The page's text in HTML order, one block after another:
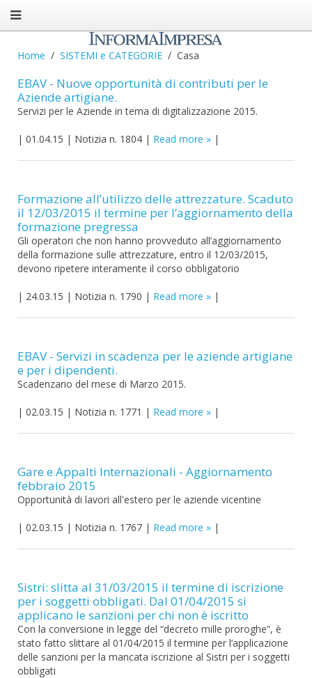
Home SISTEMI e CATEGORIE Casa
EBAV - Nuove opportunità di contributi per le
Aziende artigiane.
Servizi per le Aziende in tema di digitalizzazione 2015.
| 01.04.15 | Notizia n. 1804 | Read more |
Formazione all’utilizzo delle attrezzature. Scaduto
il 12/03/2015 il termine per l’aggiornamento della
formazione pregressa
Gli operatori che non hanno provveduto all’aggiornamento
della formazione sulle attrezzature, entro il 12/03/2015,
devono ripetere interamente il corso obbligatorio
| 24.03.15 | Notizia n. 1790 | Read more |
EBAV - Servizi in scadenza per le aziende artigiane
e per i dipendenti.
Scadenzario del mese di Marzo 2015.
| 02.03.15 | Notizia n. 1771 | Read more |
Gare e Appalti Internazionali - Aggiornamento
febbraio 2015
Opportunità di lavori all'estero per le aziende vicentine
| 02.03.15 | Notizia n. 1767 | Read more |
Sistri: slitta al 31/03/2015 il termine di iscrizione
per i soggetti obbligati. Dal 01/04/2015 si
applicano le sanzioni per chi non è iscritto
Con la conversione in legge del “decreto mille proroghe”, è
stato fatto slittare al 01/04/2015 il termine per l’applicazione
delle sanzioni per la mancata iscrizione al Sistri per i soggetti
obbligati